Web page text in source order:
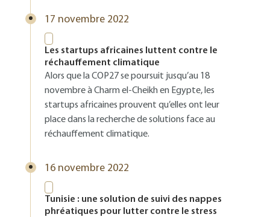
17 novembre 2022
Les startups africaines luttent contre le
réchauffement climatique
Alors que la COP27 se poursuit jusqu’au 18
novembre à Charm el-Cheikh en Egypte, les
startups africaines prouvent qu’elles ont leur
place dans la recherche de solutions face au
réchauffement climatique.
16 novembre 2022
Tunisie : une solution de suivi des nappes
phréatiques pour lutter contre le stress